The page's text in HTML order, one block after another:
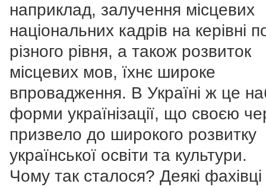
наприклад, залучення місцевих
національних кадрів на керівні
різного рівня, а також розвиток
місцевих мов, їхнє широке
впровадження. В Україні ж це
форми українізації, що своєю
призвело до широкого розвитку
української освіти та культури.
Чому так сталося? Деякі фахівці